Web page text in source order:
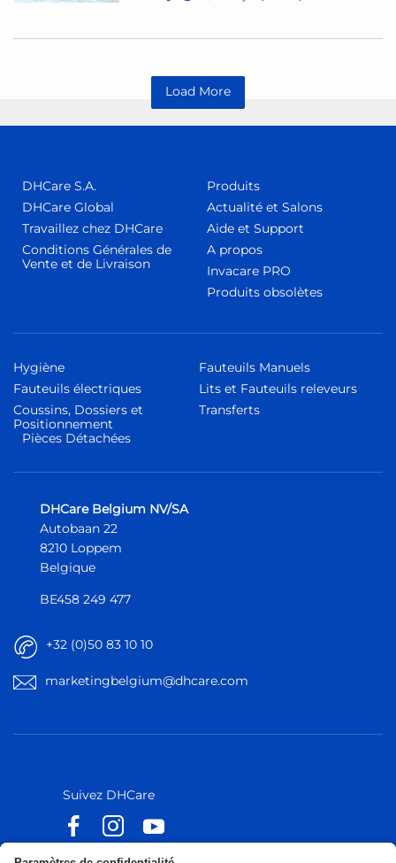
Load More
DHCare S.A.
DHCare Global
Travaillez chez DHCare
Conditions Générales de
Vente et de Livraison
Produits
Actualité et Salons
Aide et Support
A propos
Invacare PRO
Produits obsolètes
Hygiène
Fauteuils électriques
Coussins, Dossiers et
Positionnement
Fauteuils Manuels
Lits et Fauteuils releveurs
Transferts
Pièces Détachées
DHCare Belgium NV/SA
Autobaan 22
8210 Loppem
Belgique
BE458 249 477
+32 (0)50 83 10 10
marketingbelgium@dhcare.com
Suivez DHCare